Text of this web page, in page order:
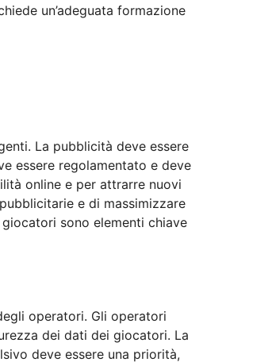
un’adeguata formazione
La pubblicità deve essere
essere regolamentato e deve
online e per attrarre nuovi
e di massimizzare
sono elementi chiave
operatori. Gli operatori
dei dati dei giocatori. La
deve essere una priorità,